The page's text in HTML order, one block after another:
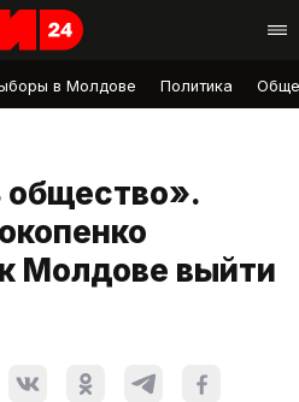
в Молдове Политика
Молдове выйти